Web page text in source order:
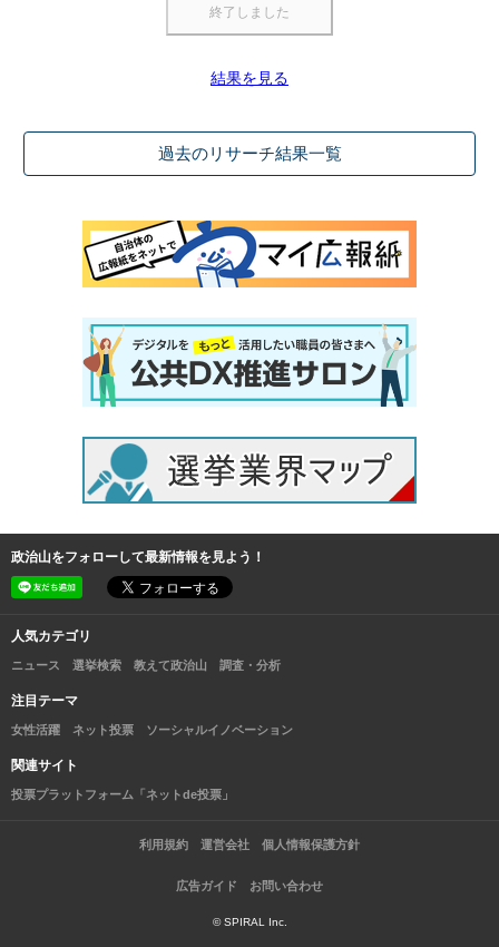
結果を見る
過去のリサーチ結果一覧
政治山をフォローして最新情報を見よう！
人気カテゴリ
ニュース 選挙検索 教えて政治山 調査・分析
注目テーマ
女性活躍 ネット投票 ソーシャルイノベーション
関連サイト
投票プラットフォーム「ネットde投票」
利用規約 運営会社 個人情報保護方針
広告ガイド お問い合わせ
© SPIRAL Inc.